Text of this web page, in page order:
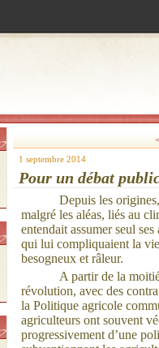
1 septembre 2014
Pour un débat
Depuis les
malgré les aléas, liés au
entendait assumer seul
qui lui compliquaient la
besogneux et râleur.
A partir de la
révolution, avec des
la Politique agricole
agriculteurs ont souvent
progressivement d’une